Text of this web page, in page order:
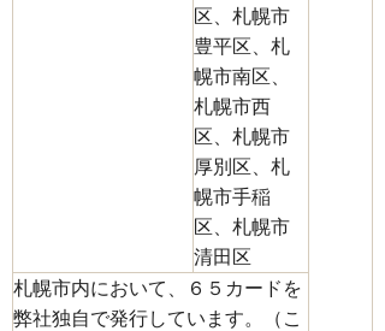
区、札幌市
豊平区、札
幌市南区、
札幌市西
区、札幌市
厚別区、札
幌市手稲
区、札幌市
清田区
札幌市内において、６５カードを
弊社独自で発行しています。（こ